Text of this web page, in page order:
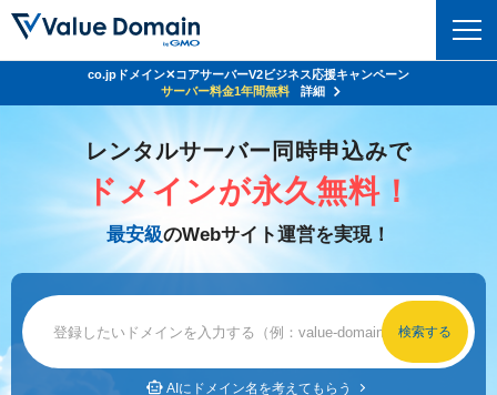
ドメイントップ
ドメイン検索
ドメイン価格一覧
レンタルサーバー
サーバートップ
バリューサーバー
XREA
Oneレンタルサーバー
セキュリティ
セキュリティトップ
Value Domain ネットde診断
SSL証明書
サービス
サービストップ
お得意様割引
facebook
x
サポート
co.jpドメイン✕コアサーバーV2ビジネス応援キャンペーン
サーバー料金1年間無料
詳細
レンタルサーバー同時申込みで
ドメインが永久無料！
最安級のWebサイト運営を実現！
AIにドメイン名を考えてもらう